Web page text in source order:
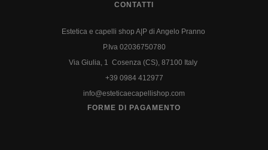
CONTATTI
Estetica e capelli shop A|P di Angelo Pranno
P.Iva 02036750780
Via Giulia, 1 Cosenza (CS), 87100 Italy
+39 0984 412977
info@esteticaecapellishop.com
FORME DI PAGAMENTO